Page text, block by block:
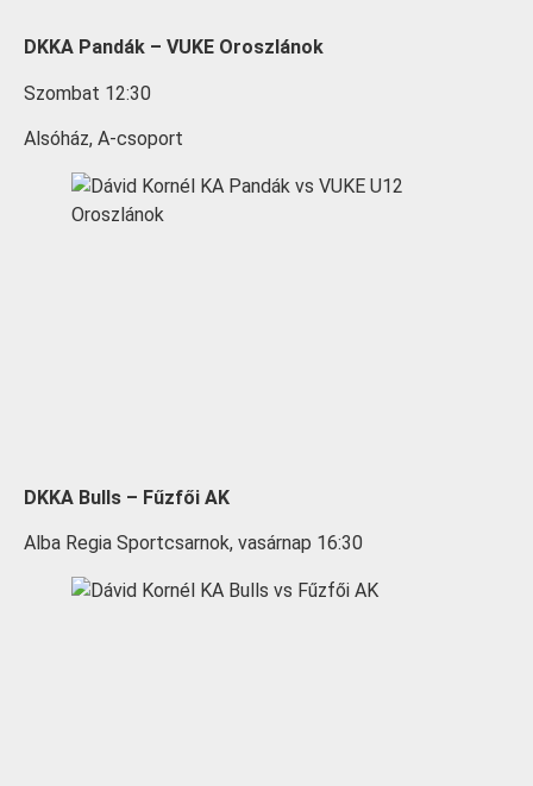
DKKA Pandák – VUKE Oroszlánok
Szombat 12:30
Alsóház, A-csoport
DKKA Bulls – Fűzfői AK
Alba Regia Sportcsarnok, vasárnap 16:30